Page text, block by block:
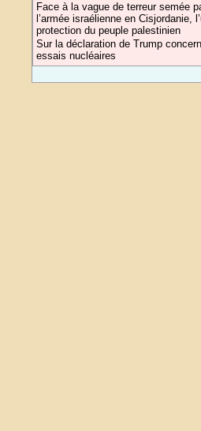
Face à la vague de terreur semée
l’armée israélienne en Cisjordanie,
protection du peuple palestinien
Sur la déclaration de Trump
essais nucléaires